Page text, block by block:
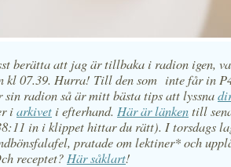
berätta att jag är tillbaka i radion igen,
kl 07.39. Hurra! Till den som inte får in
sin radion så är mitt bästa tips att lyssna
iarkivet i efterhand. Här är länkentill
in i klippet hittar du rätt). I torsdags
pratade om lektiner* och
receptet? Här såklart!